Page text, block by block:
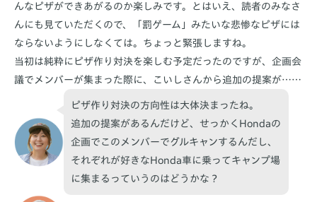
んなピザができあがるのか楽しみです。とはいえ、読者のみなさ
んにも見ていただくので、「罰ゲーム」みたいな悲惨なピザには
ならないようにしなくては。ちょっと緊張しますね。
当初は純粋にピザ作り対決を楽しむ予定だったのですが、企画会
議でメンバーが集まった際に、こいしさんから追加の提案が……
ピザ作り対決の方向性は大体決まったね。
追加の提案があるんだけど、せっかくHondaの
企画でこのメンバーでグルキャンするんだし、
それぞれが好きなHonda車に乗ってキャンプ場
に集まるっていうのはどうかな？